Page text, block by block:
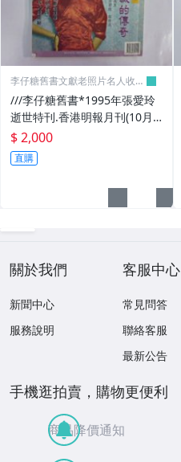
李仔糖舊書文獻老照片名人收藏
///李仔糖舊書*1995年張愛玲
逝世特刊.香港明報月刊(10月
號)(k323)
$ 2,000
直購
關於我們
新聞中心
服務說明
客服中心
常見問答
聯絡客服
最新公告
手機逛拍賣，購物更便利
商品降價通知